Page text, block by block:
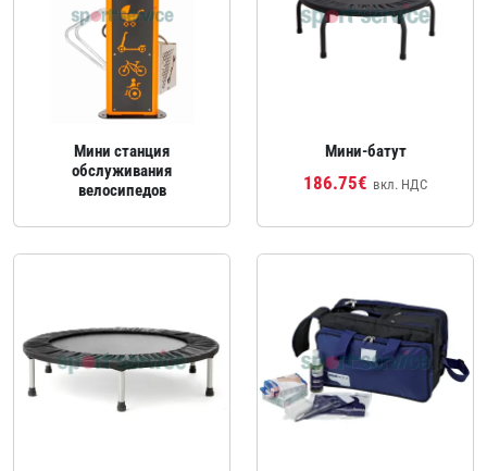
Мини станция
обслуживания
велосипедов
Мини‑батут
186.75€ вкл. НДС